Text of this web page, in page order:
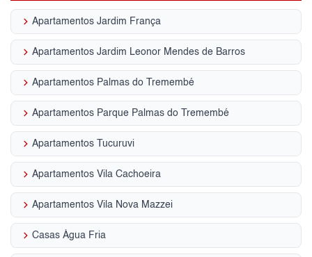
keyboard_arrow_right Apartamentos Jardim França
keyboard_arrow_right Apartamentos Jardim Leonor Mendes de Barros
keyboard_arrow_right Apartamentos Palmas do Tremembé
keyboard_arrow_right Apartamentos Parque Palmas do Tremembé
keyboard_arrow_right Apartamentos Tucuruvi
keyboard_arrow_right Apartamentos Vila Cachoeira
keyboard_arrow_right Apartamentos Vila Nova Mazzei
keyboard_arrow_right Casas Água Fria